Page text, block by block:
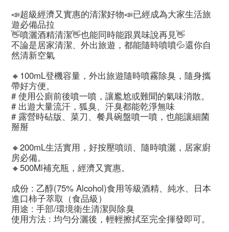
📣超級經濟又實惠的清潔好物📣已經成為大家生活旅
遊必備品拉
👋噴灑酒精清潔👋也能同時能跟異味說再見👋
不論是居家清潔、外出旅遊，都能隨時噴噴💦還你自
然清新空氣
🔸100mL登機容量，外出旅遊隨時噴霧除臭，隨身攜
帶好方便。
# 使用公廁前後噴一噴，讓尷尬或難聞的氣味消散。
# 出遊大量流汗，狐臭、汗臭都能乾淨無味
# 露營時砧版、菜刀、餐具碗盤噴一噴，也能讓細菌
掰掰
🔸200mL生活實用，好按壓噴頭、隨時噴灑，居家廚
房必備。
🔸500Ml補充瓶，經濟又實惠。
成份 : 乙醇(75% Alcohol)食用等級酒精、純水、日本
進口柿子萃取（食品級）
用途 : 手部/環境衛生清潔與除臭
使用方法 : 均勻分灑後，輕輕擦拭至完全揮發即可。